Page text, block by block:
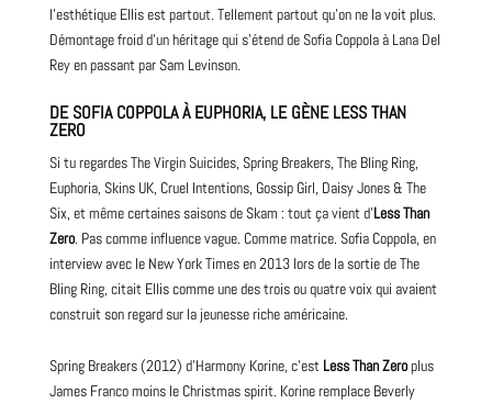
l’esthétique Ellis est partout. Tellement partout qu’on ne la voit plus.
Démontage froid d’un héritage qui s’étend de Sofia Coppola à Lana Del
Rey en passant par Sam Levinson.
DE SOFIA COPPOLA À EUPHORIA, LE GÈNE LESS THAN
ZERO
Si tu regardes The Virgin Suicides, Spring Breakers, The Bling Ring,
Euphoria, Skins UK, Cruel Intentions, Gossip Girl, Daisy Jones & The
Six, et même certaines saisons de Skam : tout ça vient d’Less Than
Zero. Pas comme influence vague. Comme matrice. Sofia Coppola, en
interview avec le New York Times en 2013 lors de la sortie de The
Bling Ring, citait Ellis comme une des trois ou quatre voix qui avaient
construit son regard sur la jeunesse riche américaine.
Spring Breakers (2012) d’Harmony Korine, c’est Less Than Zeroplus
James Franco moins le Christmas spirit. Korine remplace Beverly